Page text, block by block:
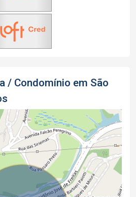
/ Condomínio em São